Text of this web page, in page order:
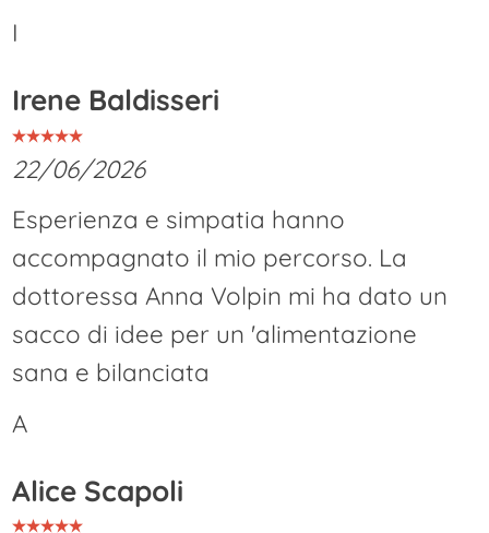
I
Irene Baldisseri
22/06/2026
Esperienza e simpatia hanno
accompagnato il mio percorso. La
dottoressa Anna Volpin mi ha dato un
sacco di idee per un 'alimentazione
sana e bilanciata
A
Alice Scapoli